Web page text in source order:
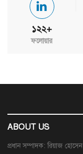
১২২+
ফলোয়ার
ABOUT US
প্রধান সম্পাদক: রিয়াজ হোসেন